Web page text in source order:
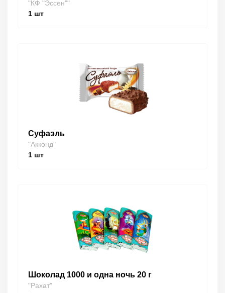
"КФ "Эссен""
1 шт
Суфаэль
"Акконд"
1 шт
Шоколад 1000 и одна ночь 20 г
"Рахат"